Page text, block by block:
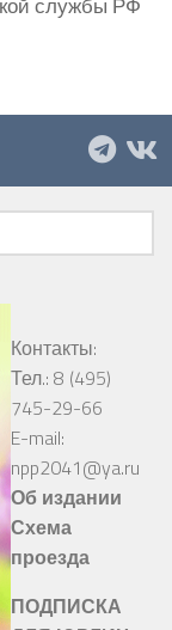
Контакты:
Тел.: 8 (495)
745-29-66
E-mail:
npp2041@ya.ru
Об издании
Схема
проезда
ПОДПИСКА